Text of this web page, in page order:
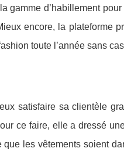
d’habillement pour
encore, la plateforme
toute l’année sans
satisfaire sa clientèle
ce faire, elle a dressé
les vêtements soient